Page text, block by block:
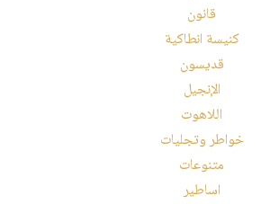
قانون
كنيسة انطاكية
قديسون
الإنجيل
اللاهوت
خواطر وتجليات
متنوعات
اساطير